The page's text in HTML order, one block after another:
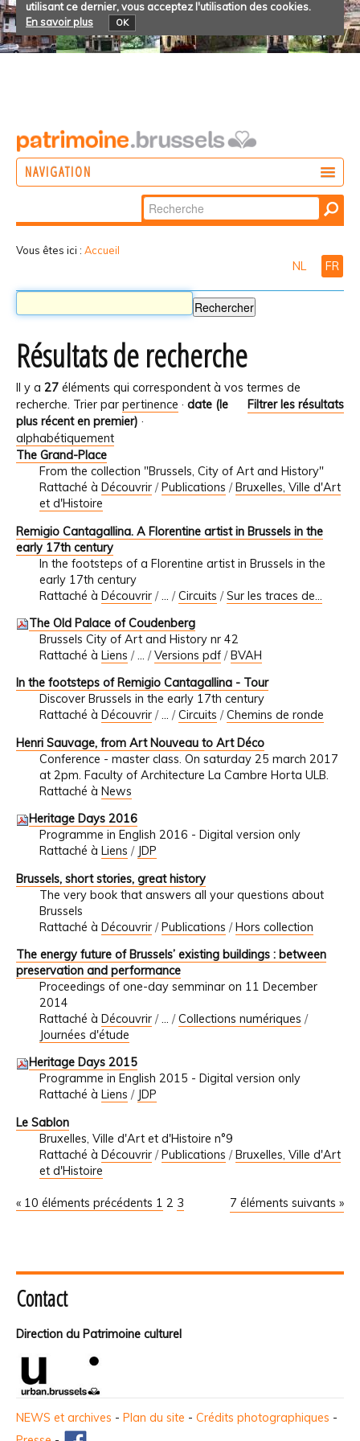
utilisant ce dernier, vous acceptez l'utilisation des cookies.
En savoir plus
OK
NAVIGATION
Chercher par
Recherche
Vous êtes ici : Accueil
NL FR
Résultats de recherche
Il y a 27 éléments qui correspondent à vos termes de
recherche.
Filtrer les résultats
Trier par pertinence · date (le
plus récent en premier) ·
alphabétiquement
The Grand-Place
From the collection "Brussels, City of Art and History"
Rattaché à Découvrir /Publications /Bruxelles, Ville d'Art
et d'Histoire
Remigio Cantagallina. A Florentine artist in Brussels in the
early 17th century
In the footsteps of a Florentine artist in Brussels in the
early 17th century
Rattaché à Découvrir /… /Circuits /Sur les traces de...
The Old Palace of Coudenberg
Brussels City of Art and History nr 42
Rattaché à Liens /… /Versions pdf /BVAH
In the footsteps of Remigio Cantagallina - Tour
Discover Brussels in the early 17th century
Rattaché à Découvrir /… /Circuits /Chemins de ronde
Henri Sauvage, from Art Nouveau to Art Déco
Conference - master class. On saturday 25 march 2017
at 2pm. Faculty of Architecture La Cambre Horta ULB.
Rattaché à News
Heritage Days 2016
Programme in English 2016 - Digital version only
Rattaché à Liens / JDP
Brussels, short stories, great history
The very book that answers all your questions about
Brussels
Rattaché à Découvrir /Publications /Hors collection
The energy future of Brussels’ existing buildings : between
preservation and performance
Proceedings of one-day semminar on 11 December
2014
Rattaché à Découvrir /… /Collections numériques /
Journées d'étude
Heritage Days 2015
Programme in English 2015 - Digital version only
Rattaché à Liens / JDP
Le Sablon
Bruxelles, Ville d'Art et d'Histoire n°9
Rattaché à Découvrir /Publications /Bruxelles, Ville d'Art
et d'Histoire
« 10 éléments précédents 7 éléments suivants »
1 2 3
Contact
Direction du Patrimoine culturel
NEWS et archives - Plan du site - Crédits photographiques -